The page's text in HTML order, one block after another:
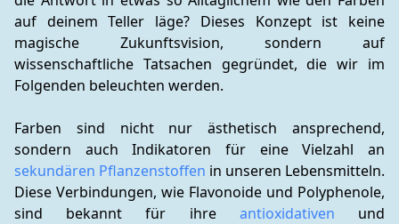
auf deinem Teller läge? Dieses Konzept ist keine
magische Zukunftsvision, sondern auf
wissenschaftliche Tatsachen gegründet, die wir im
Folgenden beleuchten werden.
Farben sind nicht nur ästhetisch ansprechend,
sekundären Pflanzenstoffen in unseren Lebensmitteln.
Diese Verbindungen, wie Flavonoide und Polyphenole,
sind bekannt für ihre antioxidativen